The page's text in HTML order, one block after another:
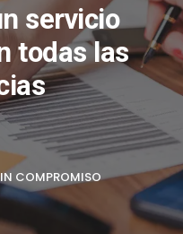
servicio
todas las
COMPROMISO